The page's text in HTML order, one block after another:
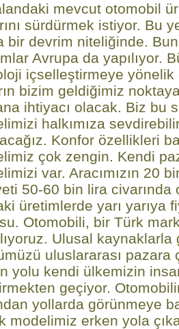
mevcut otomobil
sürdürmek istiyor. Bu
bir devrim niteliğinde.
Avrupa da yapılıyor.
içselleştirmeye yönelik
bizim geldiğimiz
ihtiyacı olacak. Biz bu
halkımıza
Konfor özellikleri
çok zengin. Kendi
var. Aracımızın 20
50-60 bin lira civarında
üretimlerde yarı yarıya
Otomobili, bir Türk
Ulusal kaynaklarla
uluslararası pazara
yolu kendi ülkemizin
geçiyor.
yollarda görünmeye
modelimiz erken yola